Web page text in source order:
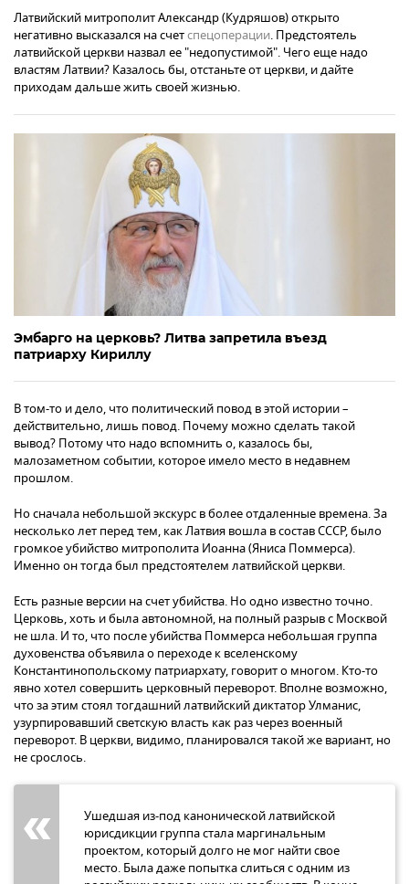
Латвийский митрополит Александр (Кудряшов) открыто
негативно высказался на счетспецоперации. Предстоятель
латвийской церкви назвал ее "недопустимой". Чего еще надо
властям Латвии? Казалось бы, отстаньте от церкви, и дайте
приходам дальше жить своей жизнью.
Эмбарго на церковь? Литва запретила въезд
патриарху Кириллу
В том-то и дело, что политический повод в этой истории –
действительно, лишь повод. Почему можно сделать такой
вывод? Потому что надо вспомнить о, казалось бы,
малозаметном событии, которое имело место в недавнем
прошлом.
Но сначала небольшой экскурс в более отдаленные времена. За
несколько лет перед тем, как Латвия вошла в состав СССР, было
громкое убийство митрополита Иоанна (Яниса Поммерса).
Именно он тогда был предстоятелем латвийской церкви.
Есть разные версии на счет убийства. Но одно известно точно.
Церковь, хоть и была автономной, на полный разрыв с Москвой
не шла. И то, что после убийства Поммерса небольшая группа
духовенства объявила о переходе к вселенскому
Константинопольскому патриархату, говорит о многом. Кто-то
явно хотел совершить церковный переворот. Вполне возможно,
что за этим стоял тогдашний латвийский диктатор Улманис,
узурпировавший светскую власть как раз через военный
переворот. В церкви, видимо, планировался такой же вариант, но
не срослось.
Ушедшая из-под канонической латвийской
юрисдикции группа стала маргинальным
проектом, который долго не мог найти свое
место. Была даже попытка слиться с одним из